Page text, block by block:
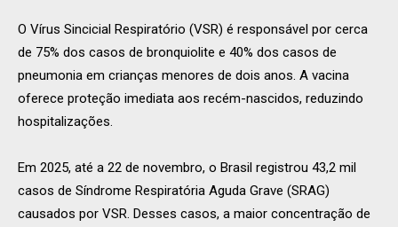
O Vírus Sincicial Respiratório (VSR) é responsável por cerca
de 75% dos casos de bronquiolite e 40% dos casos de
pneumonia em crianças menores de dois anos. A vacina
oferece proteção imediata aos recém-nascidos, reduzindo
hospitalizações.
Em 2025, até a 22 de novembro, o Brasil registrou 43,2 mil
casos de Síndrome Respiratória Aguda Grave (SRAG)
causados por VSR. Desses casos, a maior concentração de